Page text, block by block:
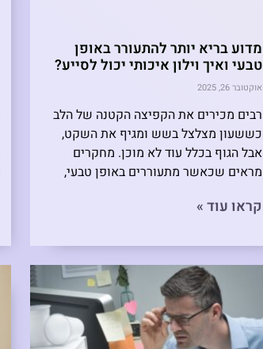
מדוע בריא יותר להתעורר באופן
טבעי ואיך וילון איכותי יכול לסייע?
אוקטובר 26, 2025
רבים מכירים את הקפיצה הקטנה של הלב
כששעון מצלצל בשש ומגיף את השקט,
אבל הגוף בכלל עוד לא מוכן. מחקרים
מראים שכאשר מתעוררים באופן טבעי,
קראו עוד »